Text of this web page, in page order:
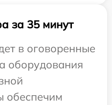
за 35 минут
в оговоренные
оборудования
обеспечим